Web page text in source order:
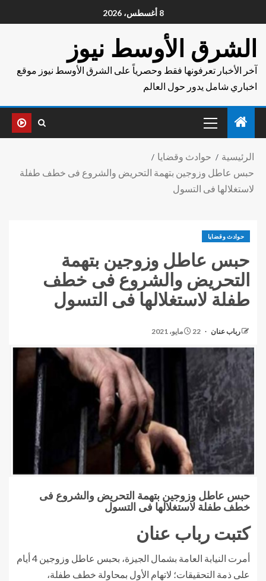
8 أغسطس، 2026
الشرق الأوسط نيوز
آخر الأخبار تعرفونها فقط وحصرياً على الشرق الأوسط نيوز موقع
اخباري شامل يدور حول العالم
الرئيسية
حوادث وقضايا
حبس عاطل وزوجين بتهمة التحريض والشروع فى خطف طفلة
لاستغلالها فى التسول
حوادث وقضايا
حبس عاطل وزوجين بتهمة
التحريض والشروع فى خطف
طفلة لاستغلالها فى التسول
رباب عنان 22 مايو، 2021
حبس عاطل وزوجين بتهمة التحريض والشروع فى
خطف طفلة لاستغلالها فى التسول
كتبت رباب عنان
أمرت النيابة العامة بشمال الجيزة، بحبس عاطل وزوجين 4 أيام
على ذمة التحقيقات؛ لاتهام الأول بمحاولة خطف طفلة،